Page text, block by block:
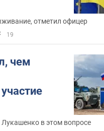
отметил офицер
19
чем
в этом вопросе